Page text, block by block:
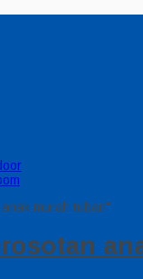
murah tuban"